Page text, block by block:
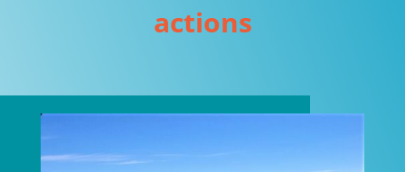
actions